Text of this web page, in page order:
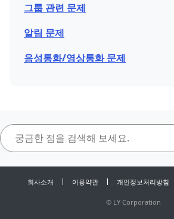
그룹 관련 문제
알림 문제
음성통화/영상통화 문제
회사소개 이용약관 개인정보처리방침
© LY Corporation